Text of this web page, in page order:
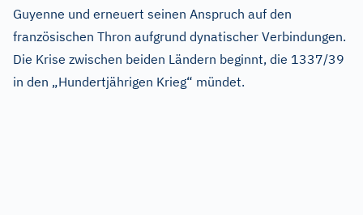
Guyenne und erneuert seinen Anspruch auf den
französischen Thron aufgrund dynatischer Verbindungen.
Die Krise zwischen beiden Ländern beginnt, die 1337/39
in den „Hundertjährigen Krieg“ mündet.